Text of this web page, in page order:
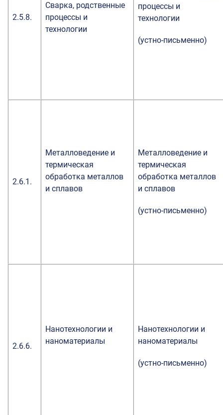
2.5.8.
Сварка, родственные
процессы и
технологии
процессы и
технологии
(устно-письменно)
2.6.1.
Металловедение и
термическая
обработка металлов
и сплавов
Металловедение и
термическая
обработка металлов
и сплавов
(устно-письменно)
2.6.6.
Нанотехнологии и
наноматериалы
Нанотехнологии и
наноматериалы
(устно-письменно)